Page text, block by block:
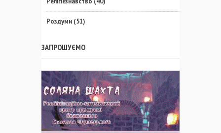
Роздуми (51)
ЗАПРОШУЄМО